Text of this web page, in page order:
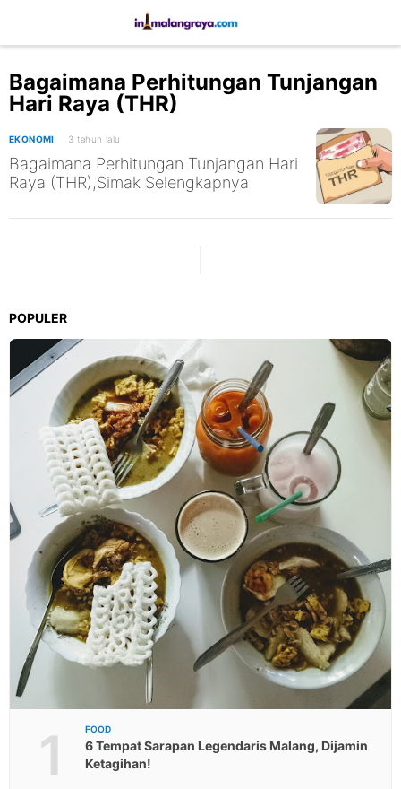
Bagaimana Perhitungan Tunjangan
Hari Raya (THR)
EKONOMI 3 tahun lalu
Bagaimana Perhitungan Tunjangan Hari
Raya (THR),Simak Selengkapnya
POPULER
1 FOOD
6 Tempat Sarapan Legendaris Malang, Dijamin
Ketagihan!